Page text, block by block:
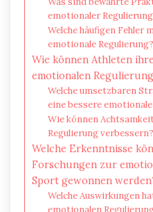
emotionaler
Welche häufigen Fehler
emotionale Regulierung?
Wie können Athleten
emotionalen
Welche umsetzbaren
eine bessere
Wie können
Regulierung verbessern?
Welche Erkenntnisse
Forschungen zur
Sport gewonnen
Welche Auswirkungen
emotionalen